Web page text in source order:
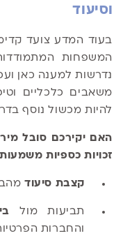
וסיעוד
בעוד המדע צועד
המשפחות
נדרשות למענה כאן
משאבים כלכליים
להיות מכשול נוסף
האם יקירכם סובל
זכויות כספיות
קצבת סיעוד
תביעות מול
והחברות